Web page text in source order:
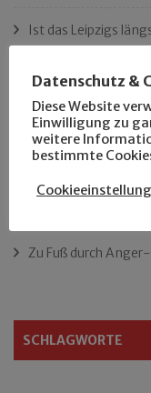
Ist das Leipzigs
„Als
Das neue
Der Leipziger
Rennfahrer in
Zu Fuß durch
SCHLAGWORTE
Datenschutz &
Diese Website
Einwilligung zu
weitere
bestimmte